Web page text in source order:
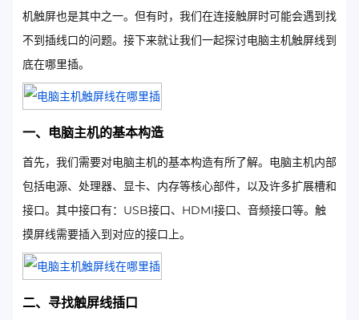
机触屏也是其中之一。但有时，我们在连接触屏时可能会遇到找
不到插线口的问题。接下来就让我们一起探讨电脑主机触屏线到
底在哪里插。
一、电脑主机的基本构造
首先，我们需要对电脑主机的基本构造有所了解。电脑主机内部
包括电源、处理器、显卡、内存等核心部件，以及许多扩展槽和
接口。其中接口有：USB接口、HDMI接口、音频接口等。触
摸屏线需要插入到对应的接口上。
二、寻找触屏线插口